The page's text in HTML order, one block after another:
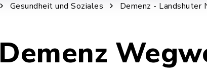
Gesundheit und Soziales Demenz - Landshuter
Demenz